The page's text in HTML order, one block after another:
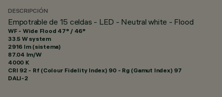
DESCRIPCIÓN
Empotrable de 15 celdas - LED - Neutral white - Flood
WF - Wide Flood 47° / 46°
33.5 W system
2916 lm (sistema)
87.04 lm/W
4000 K
CRI 92 - Rf (Colour Fidelity Index) 90 - Rg (Gamut Index) 97
DALI-2